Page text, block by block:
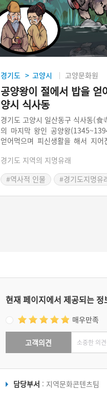
경기도 > 고양시 고양문화원
공양왕이 절에서 밥을 얻
양시 식사동
경기도 고양시 일산동구 식사동(食
의 마지막 왕인 공양왕
얻어먹으며 피신생활을 해서 지어
변해 박적골이 되었다. 이것을 한자
밥 식(食)자에 절 사(寺)자를 써서
했다. 그 외에도 대궐고개, 어침 등
경기도 지역의 지명유래
#역사적 인물
#경기도지명유
현재 페이지에서 제공되는
매우만족
고객의견
담당부서 : 지역문화콘텐츠팀